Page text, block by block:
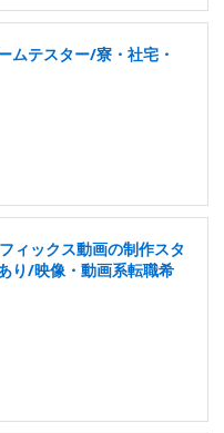
ムテスター/寮・社宅・
ィックス動画の制作スタ
り/映像・動画系転職希